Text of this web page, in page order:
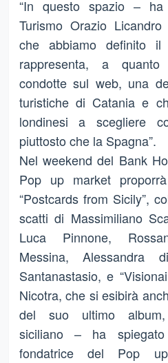
“In questo spazio – ha
Turismo Orazio
che abbiamo definito il
rappresenta, a
condotte sul web, una
turistiche di Catania e
londinesi a scegliere
piuttosto che la Spagna”.
Nel weekend del Bank
Pop up market
“Postcards from Sicily”,
scatti di Massimiliano
Luca Pinnone,
Messina,
Santanastasio, e
Nicotra, che si esibirà
del suo ultimo album,
siciliano – ha spiegato
fondatrice del Pop